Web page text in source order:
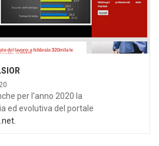
per l'anno 2020 la
ed evolutiva del portale